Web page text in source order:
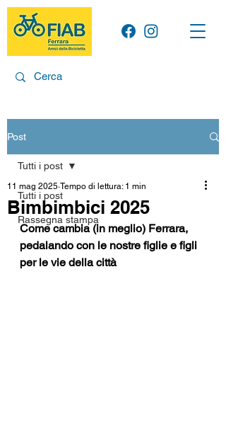
Post
Tutti i post
Rassegna stampa
Tutti i post
Bimbimbici 2025
11 mag 2025 Tempo di lettura: 1 min
Come cambia (in meglio) Ferrara,
pedalando con le nostre figlie e figli
per le vie della città